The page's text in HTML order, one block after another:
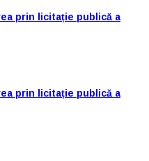
prin licitație publică a
prin licitație publică a